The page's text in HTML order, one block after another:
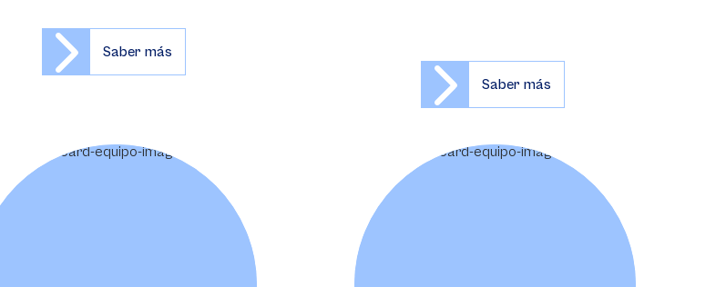
Saber más
Saber más